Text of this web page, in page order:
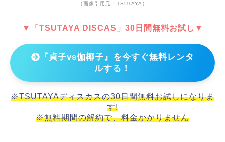
（画像引用元：TSUTAYA）
▼「TSUTAYA DISCAS」30日間無料お試し▼
『貞子vs伽椰子』を今すぐ無料レンタ
ルする！
※TSUTAYAディスカスの30日間無料お試しになりま
す!
※無料期間の解約で、料金かかりません